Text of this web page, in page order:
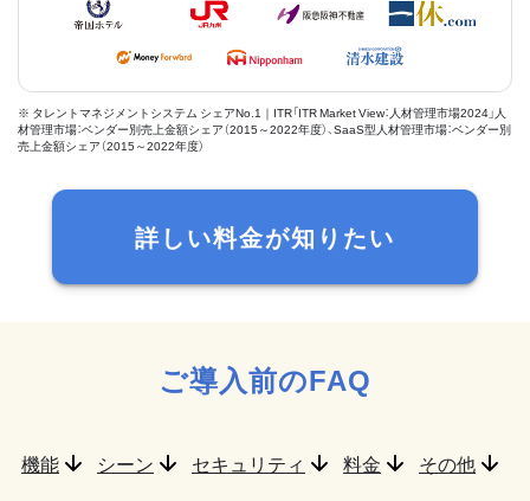
※ タレントマネジメントシステム シェアNo.1｜ITR「ITR Market View：人材管理市場2024」人
材管理市場：ベンダー別売上金額シェア（2015～2022年度）、SaaS型人材管理市場：ベンダー別
売上金額シェア（2015～2022年度）
詳しい料金が知りたい
ご導入前のFAQ
機能 シーン セキュリティ 料金 その他